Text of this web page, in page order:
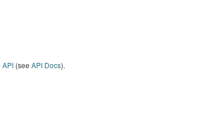
API (see API Docs).